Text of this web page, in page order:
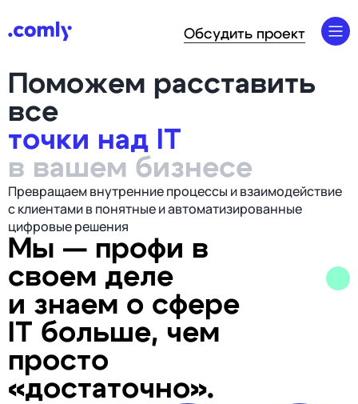
Обсудить проект
Поможем расставить
все
точки над IT
в вашем бизнесе
Превращаем внутренние процессы и взаимодействие
с клиентами в понятные и автоматизированные
цифровые решения
Мы — профи в
своем деле
и знаем о сфере
IT больше, чем
просто
«достаточно».